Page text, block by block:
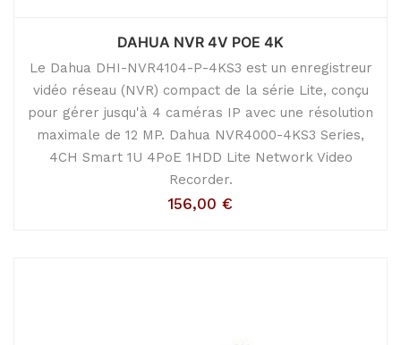
DAHUA NVR 4V POE 4K
Le Dahua DHI-NVR4104-P-4KS3 est un enregistreur
vidéo réseau (NVR) compact de la série Lite, conçu
pour gérer jusqu'à 4 caméras IP avec une résolution
maximale de 12 MP. Dahua NVR4000-4KS3 Series,
4CH Smart 1U 4PoE 1HDD Lite Network Video
Recorder.
156,00 €